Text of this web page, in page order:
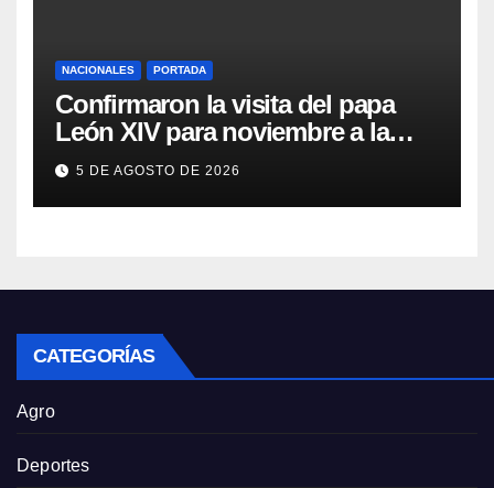
NACIONALES PORTADA
Confirmaron la visita del papa
León XIV para noviembre a la
Argentina
5 DE AGOSTO DE 2026
CATEGORÍAS
Agro
Deportes